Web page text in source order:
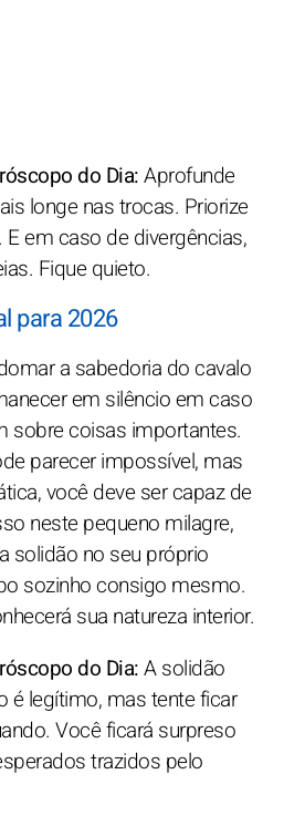
do Dia:Aprofunde
longe nas trocas. Priorize
E em caso de divergências,
Fique quieto.
para 2026
a sabedoria do cavalo
em silêncio em caso
sobre coisas importantes.
parecer impossível, mas
você deve ser capaz de
neste pequeno milagre,
solidão no seu próprio
sozinho consigo mesmo.
sua natureza interior.
do Dia:A solidão
é legítimo, mas tente ficar
Você ficará surpreso
trazidos pelo